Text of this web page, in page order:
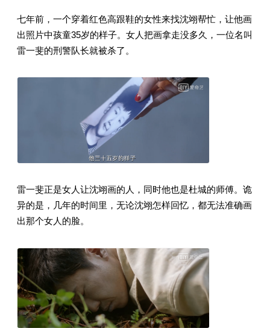
七年前，一个穿着红色高跟鞋的女性来找沈翊帮忙，让他画
出照片中孩童35岁的样子。女人把画拿走没多久，一位名叫
雷一斐的刑警队长就被杀了。
雷一斐正是女人让沈翊画的人，同时他也是杜城的师傅。诡
异的是，几年的时间里，无论沈翊怎样回忆，都无法准确画
出那个女人的脸。